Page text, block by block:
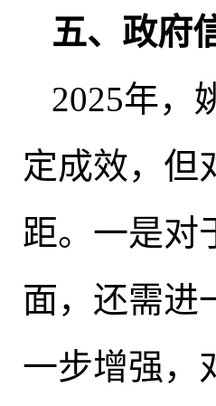
五、政府
2025年，
定成效，但
距。一是对
面， 还需进
一步增强 ，